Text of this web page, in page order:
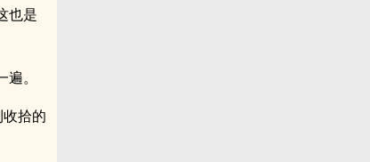
也是
。
拾的